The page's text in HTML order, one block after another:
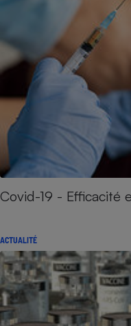
Covid-19 - Efficacité
ACTUALITÉ